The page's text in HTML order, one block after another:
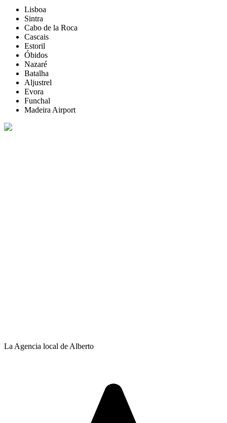
Lisboa
Sintra
Cabo de la Roca
Cascais
Estoril
Óbidos
Nazaré
Batalha
Aljustrel
Evora
Funchal
Madeira Airport
La Agencia local de Alberto